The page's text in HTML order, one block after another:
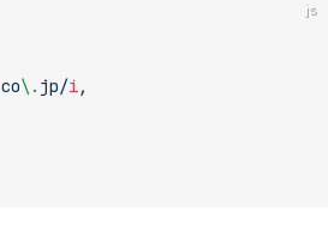
js
co\. jp/i,